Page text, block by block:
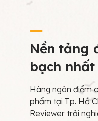
Nền tảng
bạch nhất
Hàng ngàn điểm
phẩm tại Tp. Hồ
Reviewer trải